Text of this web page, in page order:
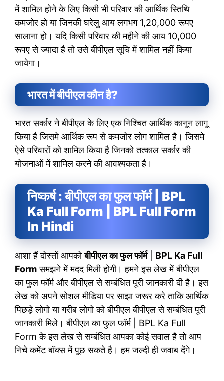
में शामिल होने के लिए किसी भी परिवार की आर्थिक स्तिथि
कमजोर हो या जिनकी घरेलु आय लगभग 1,20,000 रूपए
सालाना हो। यदि किसी परिवार की महीने की आय 10,000
रूपए से ज्यादा है तो उसे बीपीएल सूचि में शामिल नहीं किया
जायेगा।
भारत में बीपीएल कौन है?
भारत सर्कार ने बीपीएल के लिए एक निश्चित आर्थिक कानून लागू
किया है जिसमे आर्थिक रूप से कमजोर लोग शामिल है। जिसमे
ऐसे परिवारों को शामिल किया है जिनको तत्काल सर्कार की
योजनाओं में शामिल करने की आवश्यकता है।
निष्कर्ष : बीपीएल का फुल फॉर्म | BPL
Ka Full Form | BPL Full Form
In Hindi
आशा हैं दोस्तों आपकोबीपीएल का फुल फॉर्म| BPL Ka Full
Formसमझने में मदद मिली होगी। हमने इस लेख में बीपीएल
का फुल फॉर्म और बीपीएल से सम्बंधित पूरी जानकारी दी है। इस
लेख को अपने सोशल मीडिया पर साझा जरूर करे ताकि आर्थिक
पिछड़े लोगो या गरीब लोगो को बीपीएल बीपीएल से सम्बंधित पूरी
जानकारी मिले। बीपीएल का फुल फॉर्म | BPL Ka Full
Form के इस लेख से सम्बंधित आपका कोई सवाल है तो आप
निचे कमेंट बॉक्स में पूछ सकते है। हम जल्दी ही जवाब देंगे।